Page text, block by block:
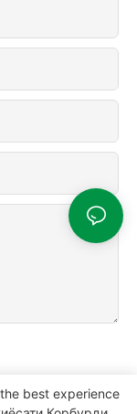
best experience